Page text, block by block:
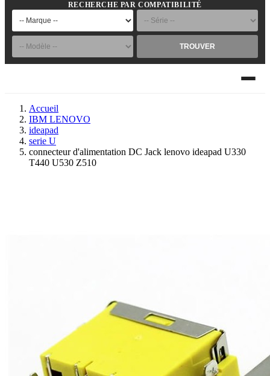
RECHERCHE PAR COMPATIBILITÉ
TROUVER
Accueil
IBM LENOVO
ideapad
serie U
connecteur d'alimentation DC Jack lenovo ideapad U330
T440 U530 Z510